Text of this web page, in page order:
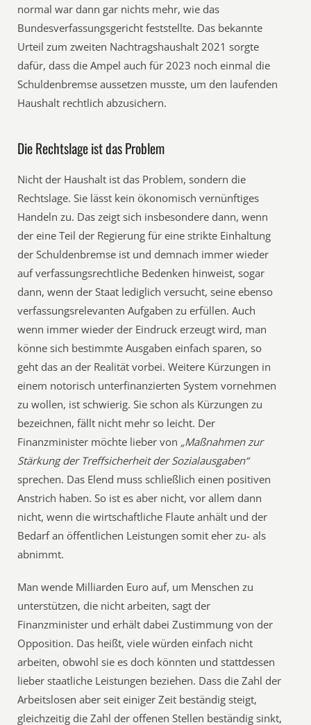
normal war dann gar nichts mehr, wie das
Bundesverfassungsgericht feststellte. Das bekannte
Urteil zum zweiten Nachtragshaushalt 2021 sorgte
dafür, dass die Ampel auch für 2023 noch einmal die
Schuldenbremse aussetzen musste, um den laufenden
Haushalt rechtlich abzusichern.
Die Rechtslage ist das Problem
Nicht der Haushalt ist das Problem, sondern die
Rechtslage. Sie lässt kein ökonomisch vernünftiges
Handeln zu. Das zeigt sich insbesondere dann, wenn
der eine Teil der Regierung für eine strikte Einhaltung
der Schuldenbremse ist und demnach immer wieder
auf verfassungsrechtliche Bedenken hinweist, sogar
dann, wenn der Staat lediglich versucht, seine ebenso
verfassungsrelevanten Aufgaben zu erfüllen. Auch
wenn immer wieder der Eindruck erzeugt wird, man
könne sich bestimmte Ausgaben einfach sparen, so
geht das an der Realität vorbei. Weitere Kürzungen in
einem notorisch unterfinanzierten System vornehmen
zu wollen, ist schwierig. Sie schon als Kürzungen zu
bezeichnen, fällt nicht mehr so leicht. Der
Finanzminister möchte lieber von „Maßnahmen zur
Stärkung der Treffsicherheit der Sozialausgaben“
sprechen. Das Elend muss schließlich einen positiven
Anstrich haben. So ist es aber nicht, vor allem dann
nicht, wenn die wirtschaftliche Flaute anhält und der
Bedarf an öffentlichen Leistungen somit eher zu- als
abnimmt.
Man wende Milliarden Euro auf, um Menschen zu
unterstützen, die nicht arbeiten, sagt der
Finanzminister und erhält dabei Zustimmung von der
Opposition. Das heißt, viele würden einfach nicht
arbeiten, obwohl sie es doch könnten und stattdessen
lieber staatliche Leistungen beziehen. Dass die Zahl der
Arbeitslosen aber seit einiger Zeit beständig steigt,
gleichzeitig die Zahl der offenen Stellen beständig sinkt,